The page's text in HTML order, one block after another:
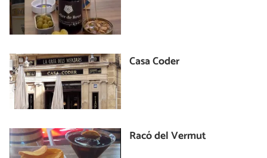
Casa Coder
Racó del Vermut